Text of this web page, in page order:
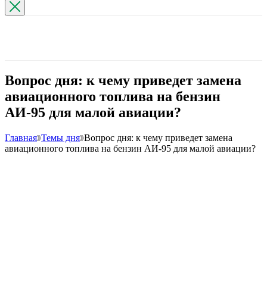
Вопрос дня: к чему приведет замена
авиационного топлива на бензин
АИ-95 для малой авиации?
Главная Темы дня Вопрос дня: к чему приведет замена
авиационного топлива на бензин АИ-95 для малой авиации?